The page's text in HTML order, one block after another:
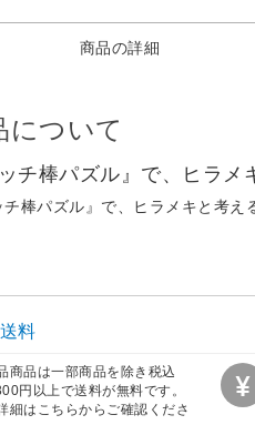
商品の詳細
について
ッチ棒パズル』で、ヒラ
チ棒パズル』で、ヒラメキと考え
送料
商品は一部商品を除き税込
円以上で送料が無料です。
細はこちらからご確認くださ